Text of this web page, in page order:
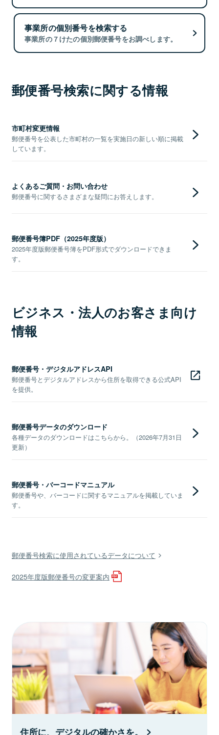
事業所の個別番号を検索する
事業所の７けたの個別郵便番号をお調べします。
郵便番号検索に関する情報
市町村変更情報
郵便番号を公表した市町村の一覧を実施日の新しい順に掲載
しています。
よくあるご質問・お問い合わせ
郵便番号に関するさまざまな疑問にお答えします。
郵便番号簿PDF（2025年度版）
2025年度版郵便番号簿をPDF形式でダウンロードできま
す。
ビジネス・法人のお客さま向け
情報
郵便番号・デジタルアドレスAPI
郵便番号とデジタルアドレスから住所を取得できる公式API
を提供。
郵便番号データのダウンロード
各種データのダウンロードはこちらから。（2026年7月31日
更新）
郵便番号・バーコードマニュアル
郵便番号や、バーコードに関するマニュアルを掲載していま
す。
郵便番号検索に使用されているデータについて
2025年度版郵便番号の変更案内
住所に、デジタルの確かさを。